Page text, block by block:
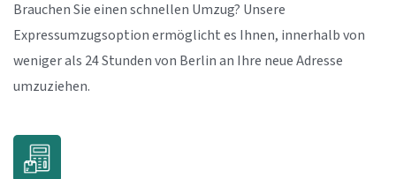
Brauchen Sie einen schnellen Umzug? Unsere
Expressumzugsoption ermöglicht es Ihnen, innerhalb von
weniger als 24 Stunden von Berlin an Ihre neue Adresse
umzuziehen.